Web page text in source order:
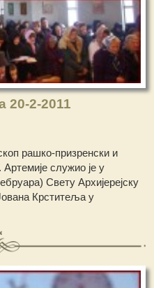
20-2-2011
рашко-призренски и
Артемије служио је у
Свету Архијерејску
Крститеља у